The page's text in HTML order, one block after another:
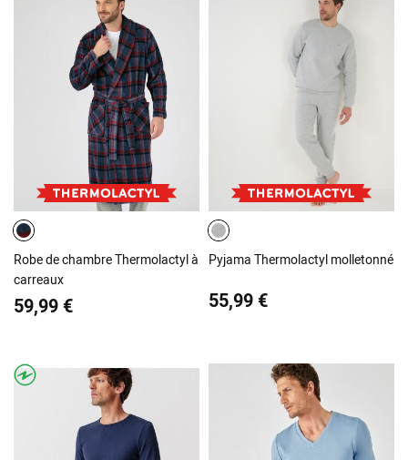
Robe de chambre Thermolactyl à
carreaux
59,99 €
Pyjama Thermolactyl molletonné
55,99 €